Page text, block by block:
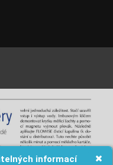
informací